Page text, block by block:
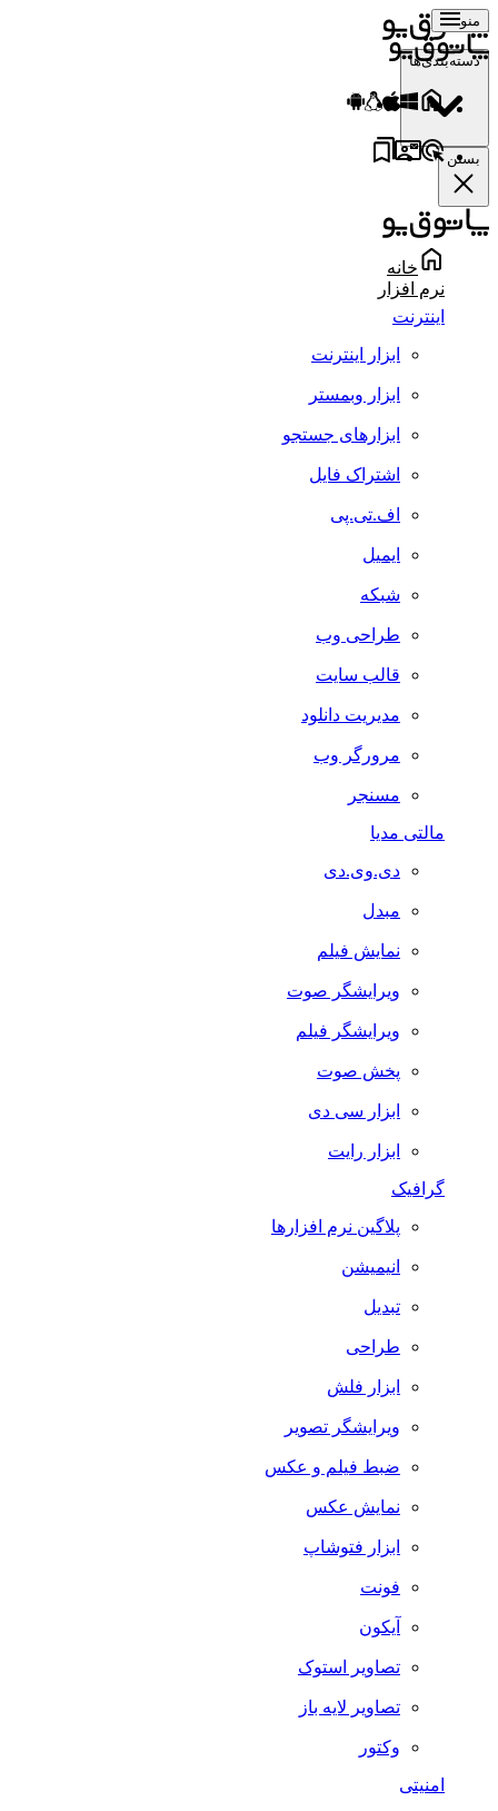
منو
دسته‌بندی‌ها
بستن
خانه
نرم افزار
اینترنت
ابزار اینترنت
ابزار وبمستر
ابزارهای جستجو
اشتراک فایل
اف.تی.پی
ایمیل
شبکه
طراحی وب
قالب سایت
مدیریت دانلود
مرورگر وب
مسنجر
مالتی مدیا
دی.وی.دی
مبدل
نمایش فیلم
ویرایشگر صوت
ویرایشگر فیلم
پخش صوت
ابزار سی دی
ابزار رایت
گرافیک
پلاگین نرم افزارها
انیمیشن
تبدیل
طراحی
ابزار فلش
ویرایشگر تصویر
ضبط فيلم و عكس
نمایش عکس
ابزار فتوشاپ
فونت
آیکون
تصاویر استوک
تصاویر لایه باز
وکتور
امنیتی